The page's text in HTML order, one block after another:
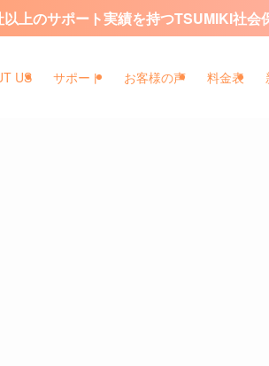
上のサポート実績を持つTSUMIKI社会
US サポート お客様の声 料金表